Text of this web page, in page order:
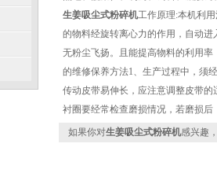
生姜吸尘式粉碎机工作原理:本机利
的物料经旋转离心力的作用，自动
无粉尘飞扬。且能提高物料的利用
的维修保养方法1、生产过程中，须
传动皮带易伸长，应注意调整皮带
衬圈要经常检查磨损情况，若磨损
如果你对生姜吸尘式粉碎机感兴趣